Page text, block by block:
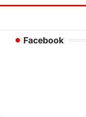
Facebook